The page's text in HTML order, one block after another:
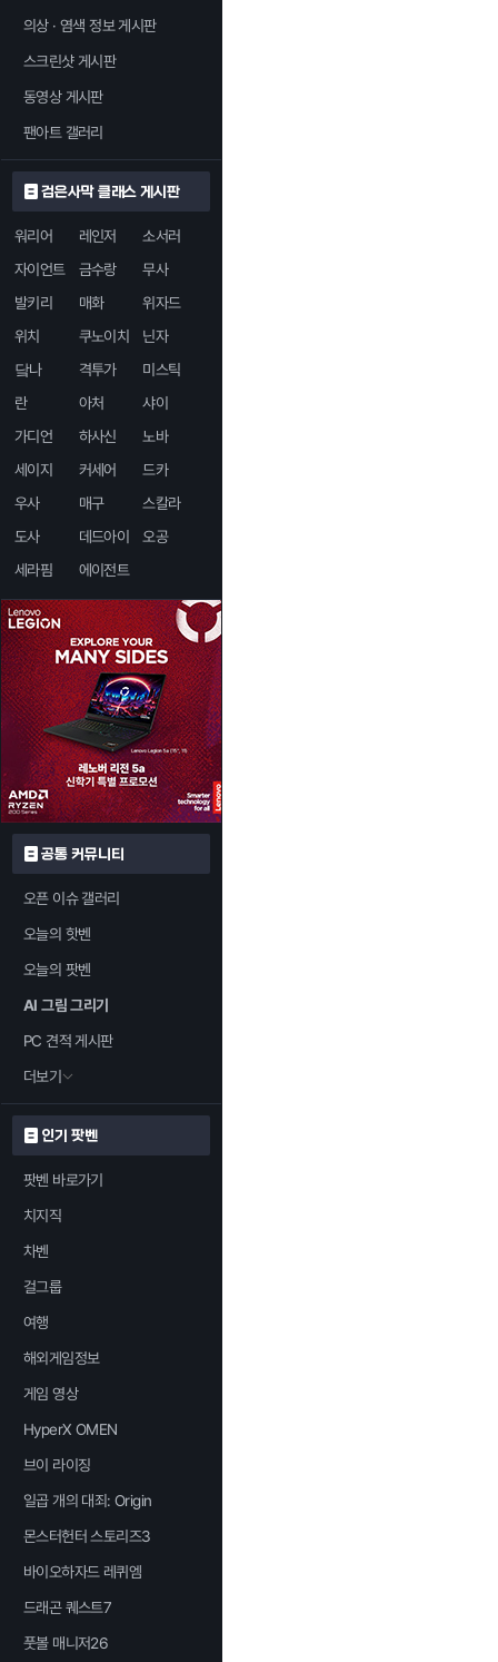
의상 · 염색 정보 게시판
스크린샷 게시판
동영상 게시판
팬아트 갤러리
검은사막 클래스 게시판
워리어 레인저
소서러
자이언트
금수랑
무사
발키리
매화
위자드
위치
쿠노이치
닌자
닼나
격투가
미스틱
란
아처
샤이
가디언
하사신
노바
세이지
커세어
드카
우사
매구
스칼라
도사
데드아이
오공
세라핌
에이전트
공통 커뮤니티
오픈 이슈 갤러리
오늘의 핫벤
오늘의 팟벤
AI 그림 그리기
PC 견적 게시판
더보기
인기 팟벤
팟벤 바로가기
치지직
차벤
걸그룹
여행
해외게임정보
게임 영상
HyperX OMEN
브이 라이징
일곱 개의 대죄: Origin
몬스터헌터 스토리즈3
바이오하자드 레퀴엠
드래곤 퀘스트7
풋볼 매니저26